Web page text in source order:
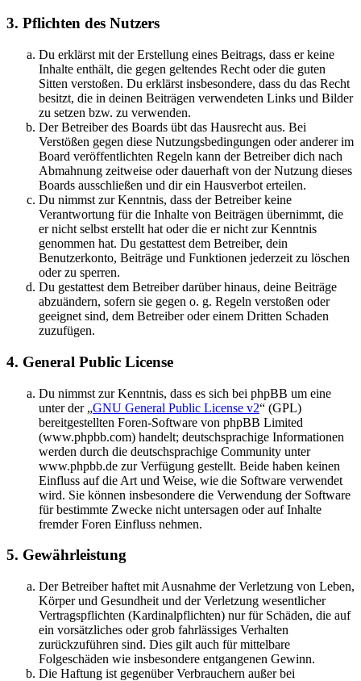
3. Pflichten des Nutzers
Du erklärst mit der Erstellung eines Beitrags, dass er keine
Inhalte enthält, die gegen geltendes Recht oder die guten
Sitten verstoßen. Du erklärst insbesondere, dass du das Recht
besitzt, die in deinen Beiträgen verwendeten Links und Bilder
zu setzen bzw. zu verwenden.
Der Betreiber des Boards übt das Hausrecht aus. Bei
Verstößen gegen diese Nutzungsbedingungen oder anderer im
Board veröffentlichten Regeln kann der Betreiber dich nach
Abmahnung zeitweise oder dauerhaft von der Nutzung dieses
Boards ausschließen und dir ein Hausverbot erteilen.
Du nimmst zur Kenntnis, dass der Betreiber keine
Verantwortung für die Inhalte von Beiträgen übernimmt, die
er nicht selbst erstellt hat oder die er nicht zur Kenntnis
genommen hat. Du gestattest dem Betreiber, dein
Benutzerkonto, Beiträge und Funktionen jederzeit zu löschen
oder zu sperren.
Du gestattest dem Betreiber darüber hinaus, deine Beiträge
abzuändern, sofern sie gegen o. g. Regeln verstoßen oder
geeignet sind, dem Betreiber oder einem Dritten Schaden
zuzufügen.
4. General Public License
Du nimmst zur Kenntnis, dass es sich bei phpBB um eine
unter der „GNU General Public License v2“ (GPL)
bereitgestellten Foren-Software von phpBB Limited
(www.phpbb.com) handelt; deutschsprachige Informationen
werden durch die deutschsprachige Community unter
www.phpbb.de zur Verfügung gestellt. Beide haben keinen
Einfluss auf die Art und Weise, wie die Software verwendet
wird. Sie können insbesondere die Verwendung der Software
für bestimmte Zwecke nicht untersagen oder auf Inhalte
fremder Foren Einfluss nehmen.
5. Gewährleistung
Der Betreiber haftet mit Ausnahme der Verletzung von Leben,
Körper und Gesundheit und der Verletzung wesentlicher
Vertragspflichten (Kardinalpflichten) nur für Schäden, die auf
ein vorsätzliches oder grob fahrlässiges Verhalten
zurückzuführen sind. Dies gilt auch für mittelbare
Folgeschäden wie insbesondere entgangenen Gewinn.
Die Haftung ist gegenüber Verbrauchern außer bei